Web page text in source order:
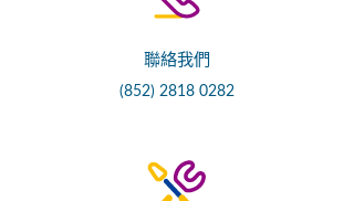
聯絡我們
(852) 2818 0282